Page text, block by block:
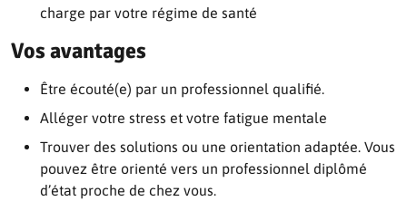
charge par votre régime de santé
Vos avantages
Être écouté(e) par un professionnel qualifié.
Alléger votre stress et votre fatigue mentale
Trouver des solutions ou une orientation adaptée. Vous
pouvez être orienté vers un professionnel diplômé
d’état proche de chez vous.